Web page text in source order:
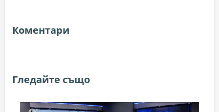
Коментари
Гледайте също